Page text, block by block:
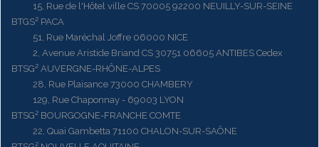
15, Rue de l'Hôtel ville CS 70005 92200 NEUILLY-SUR-SEINE
BTGS² PACA
51, Rue Maréchal Joffre 06000 NICE
2, Avenue Aristide Briand CS 30751 06605 ANTIBES Cedex
BTSG² AUVERGNE-RHÔNE-ALPES
28, Rue Plaisance 73000 CHAMBERY
129, Rue Chaponnay - 69003 LYON
BTSG² BOURGOGNE-FRANCHE COMTE
22, Quai Gambetta 71100 CHALON-SUR-SAÔNE